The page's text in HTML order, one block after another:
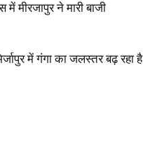
में मीरजापुर ने मारी बाजी
में गंगा का जलस्तर बढ़ रहा है